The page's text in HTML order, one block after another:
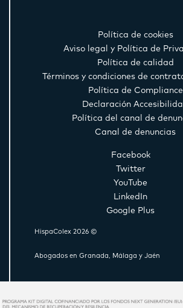
Política de cookies
Aviso legal y Política de
Política de calidad
Términos y condiciones de
Política de Compliance
Declaración
Política del canal de
Canal de denuncias
Facebook
Twitter
YouTube
LinkedIn
Google Plus
HispaColex 2026 ©
Abogados en Granada, Málaga y Jaén